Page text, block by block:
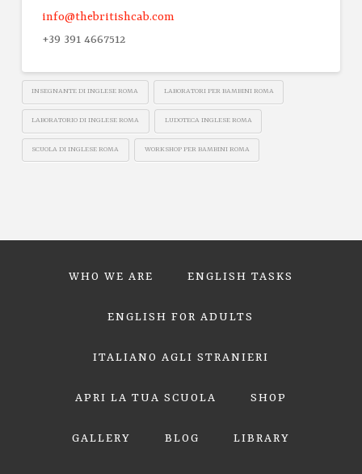
info@thebritishcab.com
+39 391 4667512
INSEGNANTE DI INGLESE ROMA LABORATORI PER BAMBINI ROMA
LABORATORIO DI INGLESE ROMA LUDOTECA INGLESE ROMA
SCUOLA DI INGLESE ROMA WORKSHOP PER BAMBINI ROMA
WHO WE ARE ENGLISH TASKS
ENGLISH FOR ADULTS
ITALIANO AGLI STRANIERI
APRI LA TUA SCUOLA SHOP
GALLERY BLOG LIBRARY